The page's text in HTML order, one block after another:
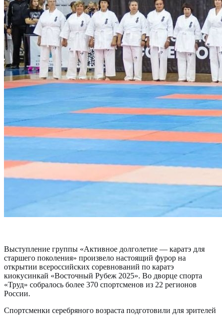
Выступление группы «Активное долголетие — каратэ для
старшего поколения» произвело настоящий фурор на
открытии всероссийских соревнований по каратэ
киокусинкай «Восточный Рубеж 2025». Во дворце спорта
«Труд» собралось более 370 спортсменов из 22 регионов
России.
Спортсменки серебряного возраста подготовили для зрителей